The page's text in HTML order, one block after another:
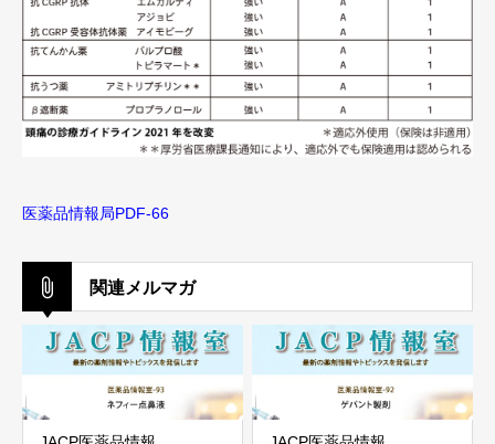
医薬品情報局PDF-66
関連メルマガ